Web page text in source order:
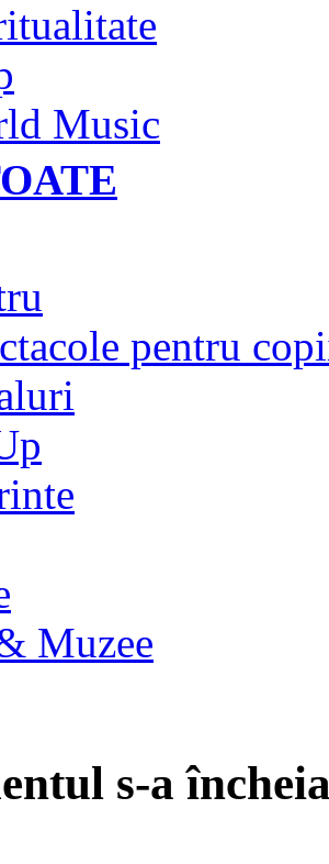
Music
pentru
Muzee
s-a